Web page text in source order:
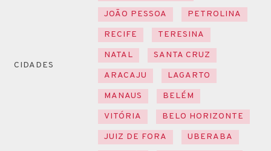
CIDADES
JOÃO PESSOA
PETROLINA
RECIFE
TERESINA
NATAL
SANTA CRUZ
ARACAJU
LAGARTO
MANAUS
BELÉM
VITÓRIA
BELO HORIZONTE
JUIZ DE FORA
UBERABA